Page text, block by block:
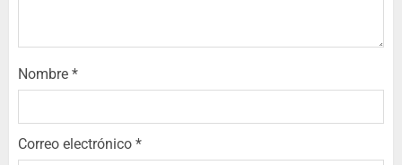
Nombre *
Correo electrónico *